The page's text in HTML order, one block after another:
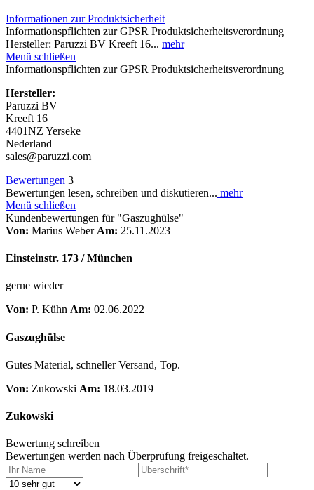
Informationen zur Produktsicherheit
Informationspflichten zur GPSR Produktsicherheitsverordnung
Hersteller: Paruzzi BV Kreeft 16... mehr
Menü schließen
Informationspflichten zur GPSR Produktsicherheitsverordnung
Hersteller:
Paruzzi BV
Kreeft 16
4401NZ Yerseke
Nederland
sales@paruzzi.com
Bewertungen 3
Bewertungen lesen, schreiben und diskutieren... mehr
Menü schließen
Kundenbewertungen für "Gaszughülse"
Von: Marius Weber Am: 25.11.2023
Einsteinstr. 173 / München
gerne wieder
Von: P. Kühn Am: 02.06.2022
Gaszughülse
Gutes Material, schneller Versand, Top.
Von: Zukowski Am: 18.03.2019
Zukowski
Bewertung schreiben
Bewertungen werden nach Überprüfung freigeschaltet.